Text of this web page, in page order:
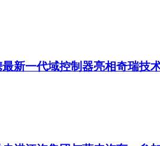
新一代域控制器亮相奇瑞技